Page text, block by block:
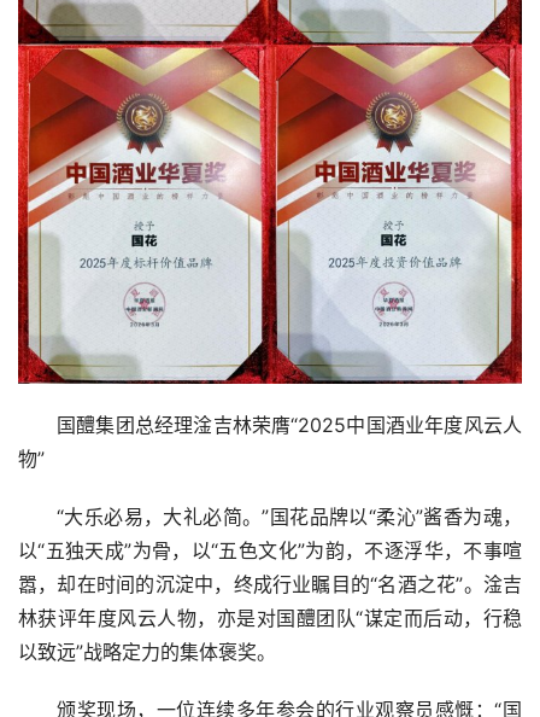
国醴集团总经理淦吉林荣膺“2025中国酒业年度风云人
物”
“大乐必易，大礼必简。”国花品牌以“柔沁”酱香为魂，
以“五独天成”为骨，以“五色文化”为韵，不逐浮华，不事喧
嚣，却在时间的沉淀中，终成行业瞩目的“名酒之花”。淦吉
林获评年度风云人物，亦是对国醴团队“谋定而后动，行稳
以致远”战略定力的集体褒奖。
颁奖现场，一位连续多年参会的行业观察员感慨：“国